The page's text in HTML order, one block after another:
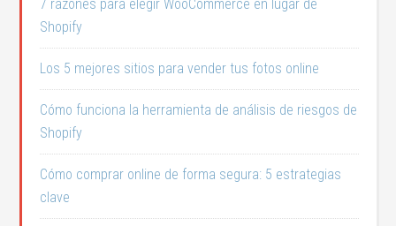
7 razones para elegir WooCommerce en lugar de
Shopify
Los 5 mejores sitios para vender tus fotos online
Cómo funciona la herramienta de análisis de riesgos de
Shopify
Cómo comprar online de forma segura: 5 estrategias
clave